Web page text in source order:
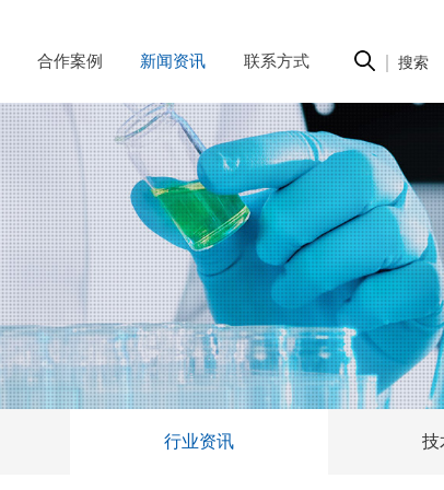
合作案例 新闻资讯 联系方式
行业资讯 技